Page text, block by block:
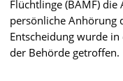
Flüchtlinge (BAMF)
persönliche Anhörung
Entscheidung wurde
der Behörde getroffen.